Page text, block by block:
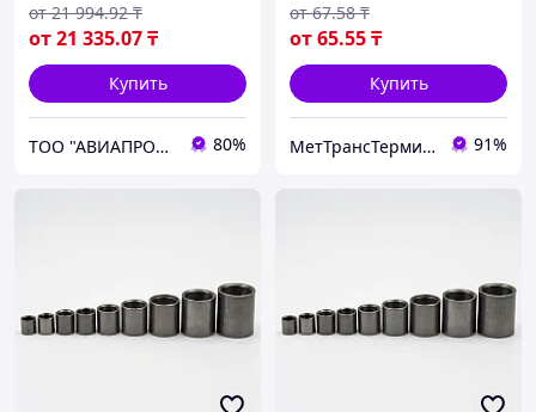
от21 335.07₸
от 21 994.92 ₸
Купить
ТОО "АВИАПРОМСТАЛЬ" 80%
от65.55₸
от 67.58 ₸
Купить
МетТрансТерминал 91%